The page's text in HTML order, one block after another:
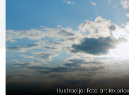
Ilustracija; Foto: